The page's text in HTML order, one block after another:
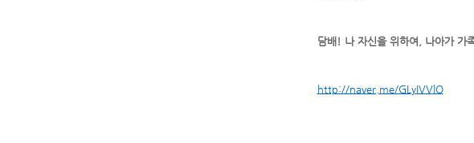
담배! 나 자신을 위하여, 나아가 가
http://naver.me/GLyIVVlO